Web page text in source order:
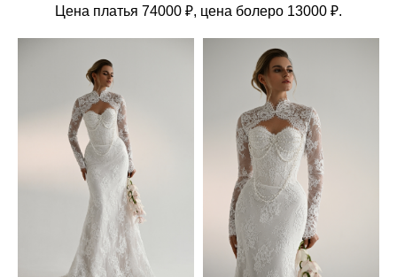
Цена платья 74000 ₽, цена болеро 13000 ₽.